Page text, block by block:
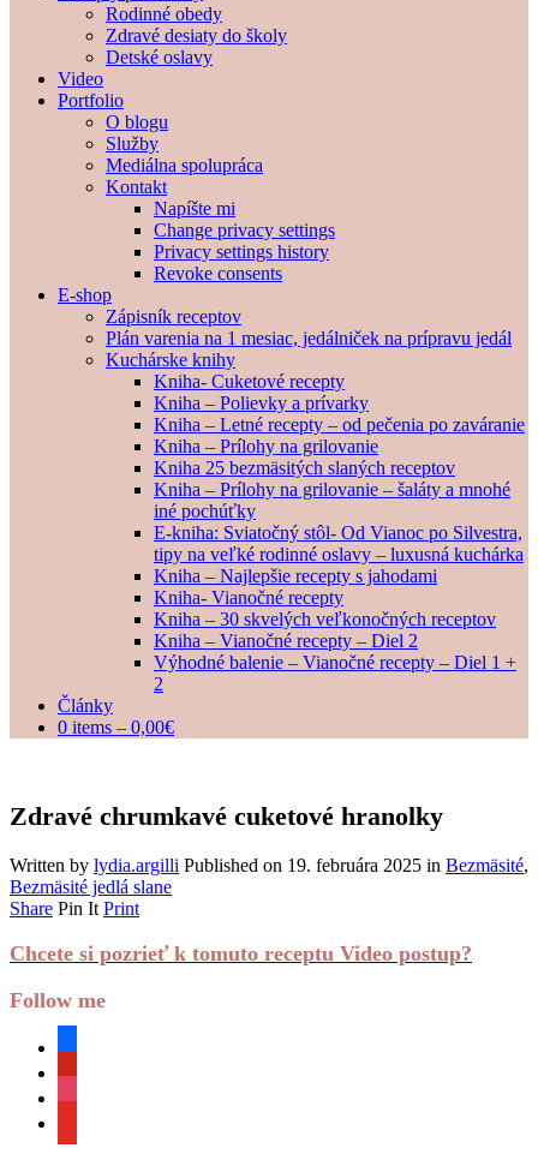
Rodinné obedy
Zdravé desiaty do školy
Detské oslavy
Video
Portfolio
O blogu
Služby
Mediálna spolupráca
Kontakt
Napíšte mi
Change privacy settings
Privacy settings history
Revoke consents
E-shop
Zápisník receptov
Plán varenia na 1 mesiac, jedálniček na prípravu jedál
Kuchárske knihy
Kniha- Cuketové recepty
Kniha – Polievky a prívarky
Kniha – Letné recepty – od pečenia po zaváranie
Kniha – Prílohy na grilovanie
Kniha 25 bezmäsitých slaných receptov
Kniha – Prílohy na grilovanie – šaláty a mnohé
iné pochúťky
E-kniha: Sviatočný stôl- Od Vianoc po Silvestra,
tipy na veľké rodinné oslavy – luxusná kuchárka
Kniha – Najlepšie recepty s jahodami
Kniha- Vianočné recepty
Kniha – 30 skvelých veľkonočných receptov
Kniha – Vianočné recepty – Diel 2
Výhodné balenie – Vianočné recepty – Diel 1 +
2
Články
0 items – 0,00€
Zdravé chrumkavé cuketové hranolky
Written by lydia.argilli Published on 19. februára 2025 in Bezmäsité,
Bezmäsité jedlá slane
Share Pin It Print
Chcete si pozrieť k tomuto receptu Video postup?
Follow me